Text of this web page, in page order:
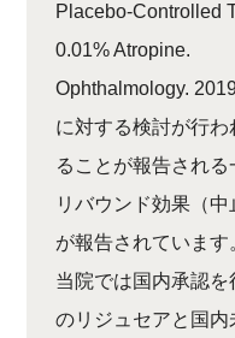
Placebo-Controlled
0.01% Atropine.
Ophthalmology.
に対する検討が行
ることが報告され
リバウンド効果（中
が報告されています
当院では国内承認
のリジュセアと国